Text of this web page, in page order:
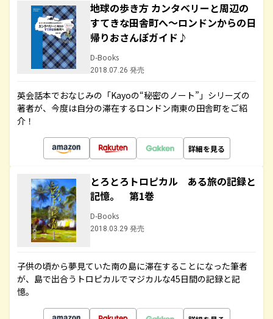
地球の歩き方 カンタベリーと周辺の
すてきな田舎町へ～ロンドンからの日
帰りおさんぽガイド♪
D-Books
2018.07.26 発売
英会話本でおなじみの「Kayoの“秘密のノート”」シリーズの
著者が、今度は自分の滞在するロンドン南東の田舎町をご紹
介！
詳細を見る
とろとろトロピカル ある旅の記録と
記憶。 第1巻
D-Books
2018.03.29 発売
子供の頃から夢見ていた南の島に滞在することになった筆者
が、島で出合うトロピカルでマジカルな45日間の記録と記
憶。